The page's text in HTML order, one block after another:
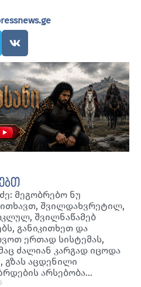
მეგობრებო ნუ
შვილდახვრეტილ,
შვილნაწამებ
განიკითხეთ და
ერთად სისტემას,
ძალიან კარგად იცოდა
გზას აცდენილი
არსებობა…